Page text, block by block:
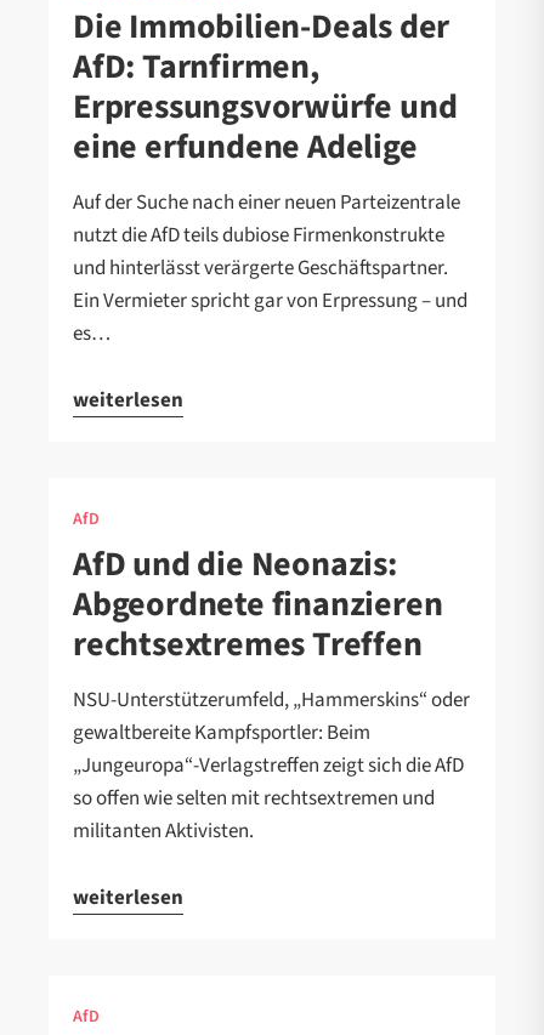
Die Immobilien-Deals der
AfD: Tarnfirmen,
Erpressungsvorwürfe und
eine erfundene Adelige
Auf der Suche nach einer neuen Parteizentrale
nutzt die AfD teils dubiose Firmenkonstrukte
und hinterlässt verärgerte Geschäftspartner.
Ein Vermieter spricht gar von Erpressung – und
es…
weiterlesen
AfD
AfD und die Neonazis:
Abgeordnete finanzieren
rechtsextremes Treffen
NSU-Unterstützerumfeld, „Hammerskins“ oder
gewaltbereite Kampfsportler: Beim
„Jungeuropa“-Verlagstreffen zeigt sich die AfD
so offen wie selten mit rechtsextremen und
militanten Aktivisten.
weiterlesen
AfD